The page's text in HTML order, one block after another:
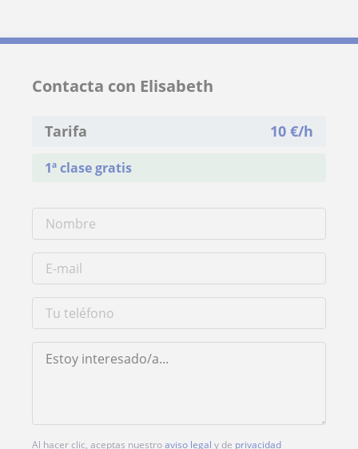
Contacta con Elisabeth
Tarifa 10 €/h
1ª clase gratis
Al hacer clic, aceptas nuestroaviso legal y de privacidad